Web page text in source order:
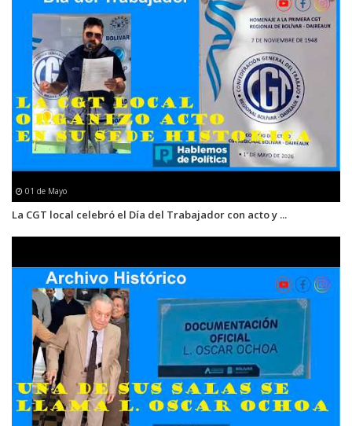
01 de Mayo
La CGT local celebró el Día del Trabajador con acto y ...